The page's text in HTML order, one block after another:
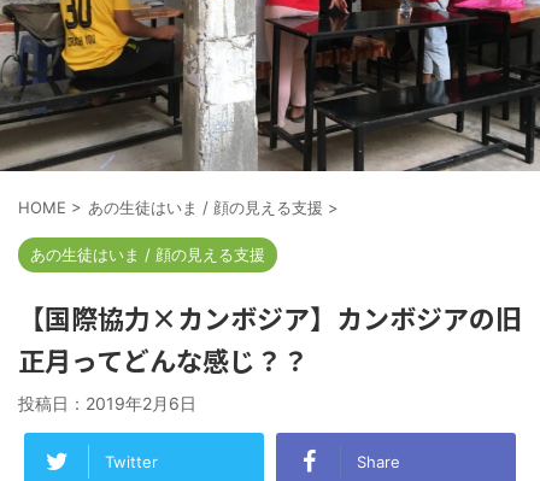
HOME > あの生徒はいま / 顔の見える支援 >
あの生徒はいま / 顔の見える支援
【国際協力×カンボジア】カンボジアの旧
正月ってどんな感じ？？
投稿日： 2019年2月6日
Twitter Share